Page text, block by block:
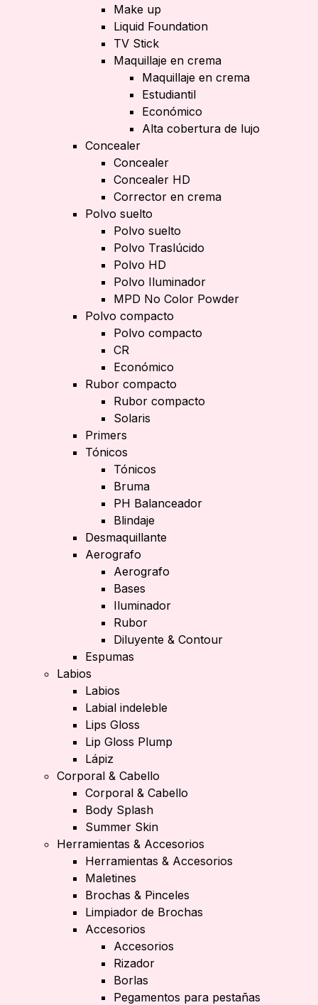
Make up
Liquid Foundation
TV Stick
Maquillaje en crema
Maquillaje en crema
Estudiantil
Económico
Alta cobertura de lujo
Concealer
Concealer
Concealer HD
Corrector en crema
Polvo suelto
Polvo suelto
Polvo Traslúcido
Polvo HD
Polvo Iluminador
MPD No Color Powder
Polvo compacto
Polvo compacto
CR
Económico
Rubor compacto
Rubor compacto
Solaris
Primers
Tónicos
Tónicos
Bruma
PH Balanceador
Blindaje
Desmaquillante
Aerografo
Aerografo
Bases
Iluminador
Rubor
Diluyente & Contour
Espumas
Labios
Labios
Labial indeleble
Lips Gloss
Lip Gloss Plump
Lápiz
Corporal & Cabello
Corporal & Cabello
Body Splash
Summer Skin
Herramientas & Accesorios
Herramientas & Accesorios
Maletines
Brochas & Pinceles
Limpiador de Brochas
Accesorios
Accesorios
Rizador
Borlas
Pegamentos para pestañas